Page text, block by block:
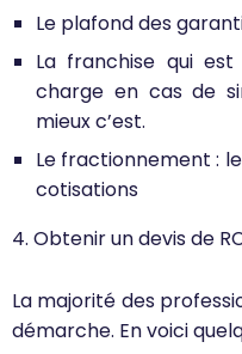
Le plafond des
La franchise qui
charge en cas de
mieux c’est.
Le fractionnement :
cotisations
4. Obtenir un devis de
La majorité des
démarche. En voici